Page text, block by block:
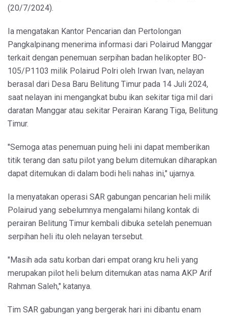
(20/7/2024).
Ia mengatakan Kantor Pencarian dan Pertolongan
Pangkalpinang menerima informasi dari Polairud Manggar
terkait dengan penemuan serpihan badan helikopter BO-
105/P1103 milik Polairud Polri oleh Irwan Ivan, nelayan
berasal dari Desa Baru Belitung Timur pada 14 Juli 2024,
saat nelayan ini mengangkat bubu ikan sekitar tiga mil dari
daratan Manggar atau sekitar Perairan Karang Tiga, Belitung
Timur.
"Semoga atas penemuan puing heli ini dapat memberikan
titik terang dan satu pilot yang belum ditemukan diharapkan
dapat ditemukan di dalam bodi heli nahas ini," ujarnya.
Ia menyatakan operasi SAR gabungan pencarian heli milik
Polairud yang sebelumnya mengalami hilang kontak di
perairan Belitung Timur kembali dibuka setelah penemuan
serpihan heli itu oleh nelayan tersebut.
"Masih ada satu korban dari empat orang kru heli yang
merupakan pilot heli belum ditemukan atas nama AKP Arif
Rahman Saleh," katanya.
Tim SAR gabungan yang bergerak hari ini dibantu enam